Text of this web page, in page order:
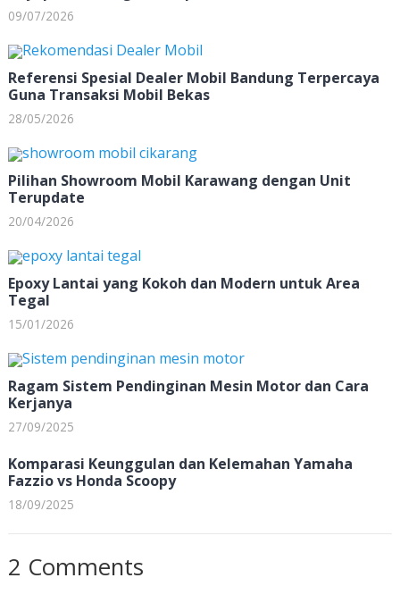
09/07/2026
Referensi Spesial Dealer Mobil Bandung Terpercaya
Guna Transaksi Mobil Bekas
28/05/2026
Pilihan Showroom Mobil Karawang dengan Unit
Terupdate
20/04/2026
Epoxy Lantai yang Kokoh dan Modern untuk Area
Tegal
15/01/2026
Ragam Sistem Pendinginan Mesin Motor dan Cara
Kerjanya
27/09/2025
Komparasi Keunggulan dan Kelemahan Yamaha
Fazzio vs Honda Scoopy
18/09/2025
2 Comments